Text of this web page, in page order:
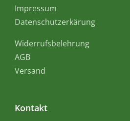
Impressum
Datenschutzerkärung
Widerrufsbelehrung
AGB
Versand
Kontakt